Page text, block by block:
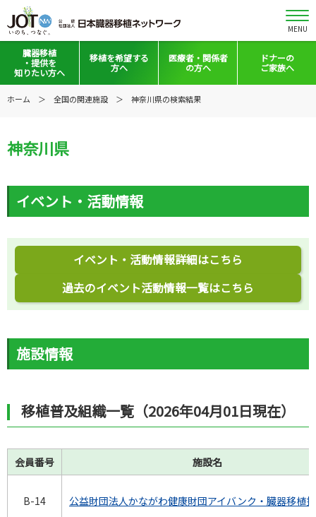
MENU
臓器移植
・提供を
知りたい方へ
移植と提供とは
日本の移植事情
普及啓発グッズ
全国の関連施設
全国のイベント・活動情報
Green Ribbon Campaign
移植を希望する
方へ
移植希望登録をお考えの方へ
医療者・ 関係者
の方へ
医療者向けお知らせ
会員の皆さまへ
映像ギャラリー
全国の関連施設
コーディネーター向けログイン
ドナーの
ご家族へ
ホーム 全国の関連施設 神奈川県の検索結果
神奈川県
イベント・活動情報
イベント・活動情報詳細はこちら
過去のイベント活動情報一覧はこちら
施設情報
移植普及組織一覧（2026年04月01日現在）
会員番号 施設名
B-14 公益財団法人かながわ健康財団アイバンク・臓器移植